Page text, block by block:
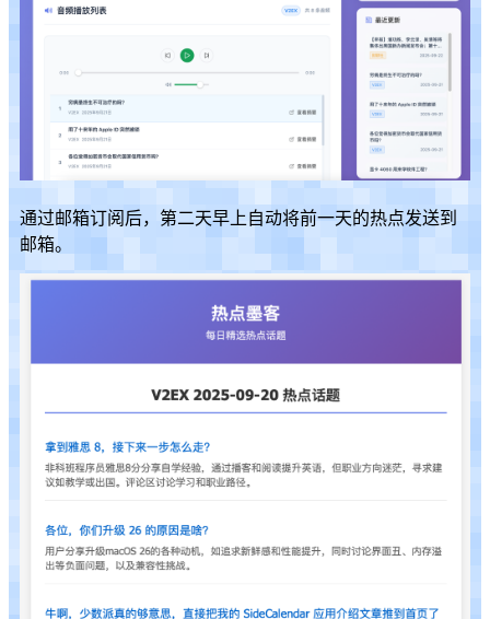
通过邮箱订阅后，第二天早上自动将前一天的热点发送到
邮箱。